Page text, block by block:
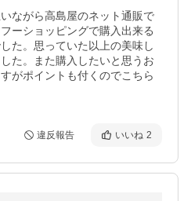
ながら高島屋のネット通販で
ーショッピングで購入出来る
た。思っていた以上の美味し
た。また購入したいと思うお
がポイントも付くのでこちら
違反報告 いいね 2